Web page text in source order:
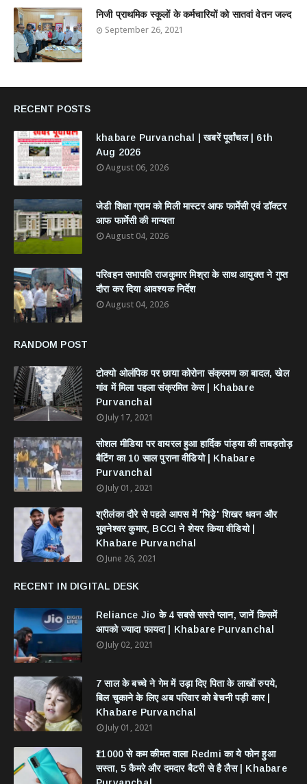
निजी प्राथमिक स्कूलों के कर्मचारियों को सातवां वेतन जल्द
September 26, 2021
RECENT POSTS
khabare Purvanchal | खबरें पूर्वांचल | 6th
Aug 2026
August 06, 2026
जेडी शिक्षा ग्राम को मिली मास्टर आफ फार्मेसी एवं डॉक्टर
आफ फार्मेसी की मान्यता
August 04, 2026
परिवहन सभापति राजकुमार मिश्रा के साथ आयुक्त ने गुप्त
दौरा कर दिया आवश्यक निर्देश
August 04, 2026
RANDOM POST
टोक्यो ओलंपिक पर छाया कोरोना संक्रमण का बादल, खेल
गांव में मिला पहला संक्रमित केस | Khabare
Purvanchal
July 17, 2021
सोशल मीडिया पर वायरल हुआ हार्दिक पांड्या की ताबड़तोड़
बैटिंग का 10 साल पुराना वीडियो | Khabare
Purvanchal
July 01, 2021
श्रीलंका दौरे से पहले आपस में 'भिड़े' शिखर धवन और
भुवनेश्वर कुमार, BCCI ने शेयर किया वीडियो |
Khabare Purvanchal
June 26, 2021
RECENT IN DIGITAL DESK
Reliance Jio के 4 सबसे सस्ते प्लान, जानें किसमें
आपको ज्यादा फायदा | Khabare Purvanchal
July 02, 2021
7 साल के बच्चे ने गेम में उड़ा दिए पिता के लाखों रुपये,
बिल चुकाने के लिए अब परिवार को बेचनी पड़ी कार |
Khabare Purvanchal
July 01, 2021
₹11000 से कम कीमत वाला Redmi का ये फोन हुआ
सस्ता, 5 कैमरे और दमदार बैटरी से है लैस | Khabare